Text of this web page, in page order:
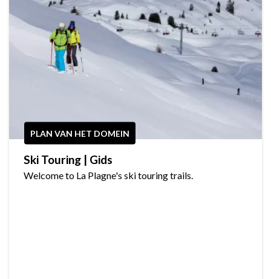
PLAN VAN HET DOMEIN
Ski Touring | Gids
Welcome to La Plagne's ski touring trails.